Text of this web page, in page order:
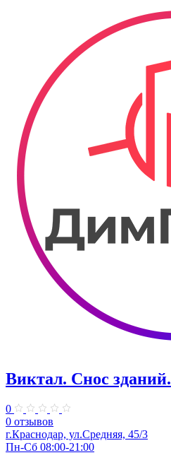
Виктал. Снос зданий.
0
0 отзывов
г.Краснодар, ул.Средняя, 45/3
Пн-Сб 08:00-21:00